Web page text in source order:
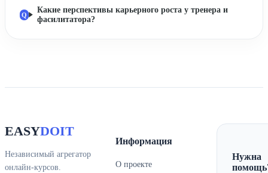
Какие перспективы карьерного роста у тренера и
фасилитатора?
EASYDOIT
Независимый агрегатор
онлайн-курсов.
Информация
О проекте
Нужна